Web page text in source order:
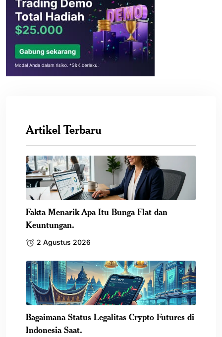
Artikel Terbaru
Fakta Menarik Apa Itu Bunga Flat dan
Keuntungan.
2 Agustus 2026
Bagaimana Status Legalitas Crypto Futures di
Indonesia Saat.